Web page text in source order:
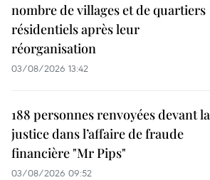
nombre de villages et de quartiers
résidentiels après leur
réorganisation
03/08/2026 13:42
188 personnes renvoyées devant la
justice dans l’affaire de fraude
financière "Mr Pips"
03/08/2026 09:52